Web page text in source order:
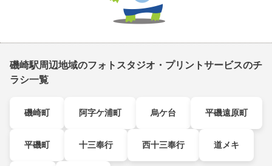
磯崎駅周辺地域のフォトスタジオ・プリントサービスのチ
ラシ一覧
磯崎町 阿字ケ浦町 烏ケ台 平磯遠原町
平磯町 十三奉行 西十三奉行 道メキ